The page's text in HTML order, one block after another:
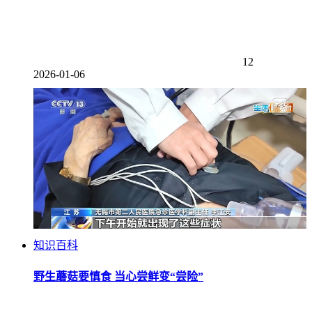
12
2026-01-06
知识百科
野生蘑菇要慎食 当心尝鲜变“尝险”